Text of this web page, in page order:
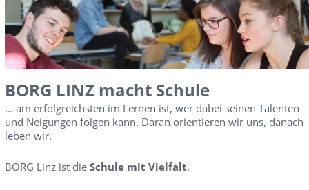
BORG LINZ macht Schule
... am erfolgreichsten im Lernen ist, wer dabei seinen Talenten
und Neigungen folgen kann. Daran orientieren wir uns, danach
leben wir.
BORG Linz ist die Schule mit Vielfalt.